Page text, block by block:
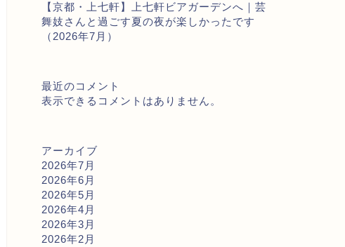
【京都・上七軒】上七軒ビアガーデンへ｜芸
舞妓さんと過ごす夏の夜が楽しかったです
（2026年7月）
最近のコメント
表示できるコメントはありません。
アーカイブ
2026年7月
2026年6月
2026年5月
2026年4月
2026年3月
2026年2月